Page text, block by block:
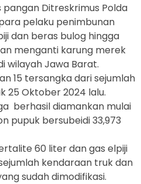
pangan Ditreskrimus Polda
pelaku penimbunan
dan beras bulog hingga
menganti karung merek
wilayah Jawa Barat.
15 tersangka dari sejumlah
25 Oktober 2024 lalu.
berhasil diamankan mulai
pupuk bersubeidi 33,973
60 liter dan gas elpiji
kendaraan truk dan
sudah dimodifikasi.